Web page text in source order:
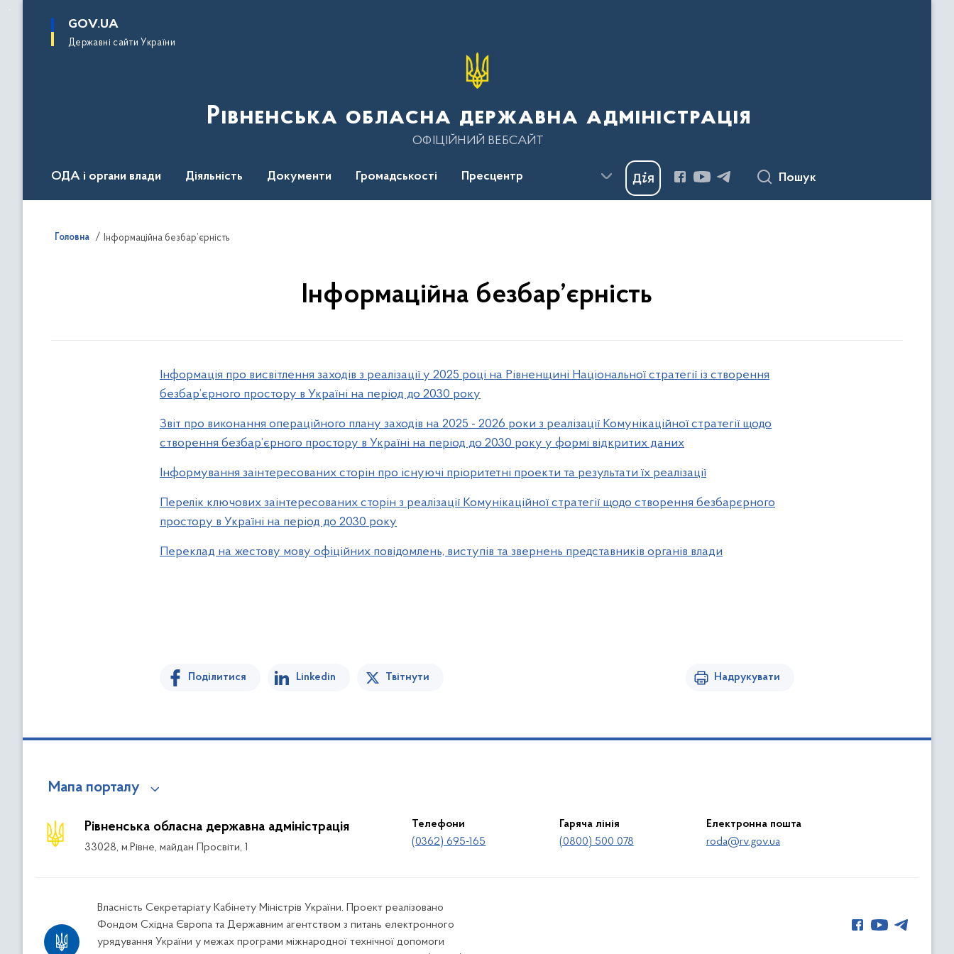
основного
GOV.UA
Державні сайти України
Рівненська обласна державна адміністрація
ОФІЦІЙНИЙ ВЕБСАЙТ
ОДА і органи влади Діяльність Документи Громадськості Пресцентр Пошук
Головна Інформаційна безбар’єрність
Інформаційна безбар’єрність
Інформація про висвітлення заходів з реалізації у 2025 році на Рівненщині Національної стратегії із створення
безбар’єрного простору в Україні на період до 2030 року
Звіт про виконання операційного плану заходів на 2025 - 2026 роки з реалізації Комунікаційної стратегії щодо
створення безбар’єрного простору в Україні на період до 2030 року у формі відкритих даних
Інформування заінтересованих сторін про існуючі пріоритетні проекти та результати їх реалізації
Перелік ключових заінтересованих сторін з реалізації Комунікаційної стратегії щодо створення безбарєрного
простору в Україні на період до 2030 року
Переклад на жестову мову офіційних повідомлень, виступів та звернень представників органів влади
Поділитися Linkedin Твітнути Надрукувати
Мапа порталу
Рівненська обласна державна адміністрація
33028, м.Рівне, майдан Просвіти, 1
Телефони
(0362) 695-165
Гаряча лінія
(0800) 500 078
Електронна пошта
roda@rv.gov.ua
Власність Секретаріату Кабінету Міністрів України. Проект реалізовано
Фондом Східна Європа та Державним агентством з питань електронного
урядування України у межах програми міжнародної технічної допомоги